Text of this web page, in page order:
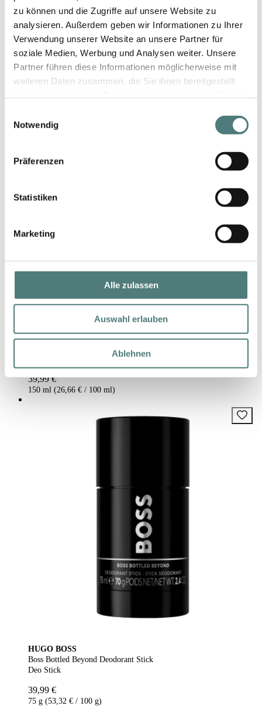
zu können und die Zugriffe auf unsere Website zu
analysieren. Außerdem geben wir Informationen zu Ihrer
Verwendung unserer Website an unsere Partner für
soziale Medien, Werbung und Analysen weiter. Unsere
Partner führen diese Informationen möglicherweise mit
weiteren Daten zusammen, die Sie ihnen bereitgestellt
Notwendig
Präferenzen
Statistiken
Marketing
Alle zulassen
Auswahl erlauben
Ablehnen
DAVIDOFF
Cool Water Deodorant Stick Extremly Mild
29,99 €
75 ml (39,99 € / 100 ml)
HUGO BOSS
Boss Bottled Beyond Deodorant Spray
39,99 €
150 ml (26,66 € / 100 ml)
HUGO BOSS
Boss Bottled Beyond Deodorant Stick
Deo Stick
39,99 €
75 g (53,32 € / 100 g)